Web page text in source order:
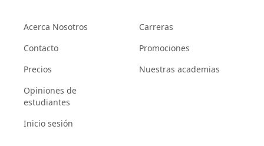
Acerca Nosotros
Contacto
Precios
Opiniones de
estudiantes
Inicio sesión
Carreras
Promociones
Nuestras academias